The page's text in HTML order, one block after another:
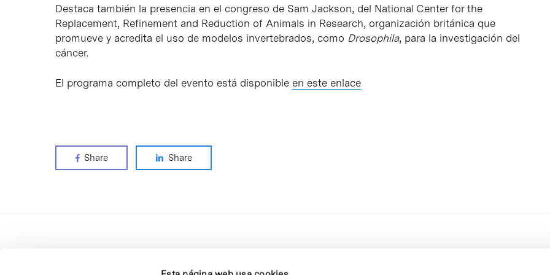
Destaca también la presencia en el congreso de Sam Jackson, del National Center for the
Replacement, Refinement and Reduction of Animals in Research, organización británica que
promueve y acredita el uso de modelos invertebrados, como Drosophila, para la investigación del
cáncer.
El programa completo del evento está disponible en este enlace
Share Share